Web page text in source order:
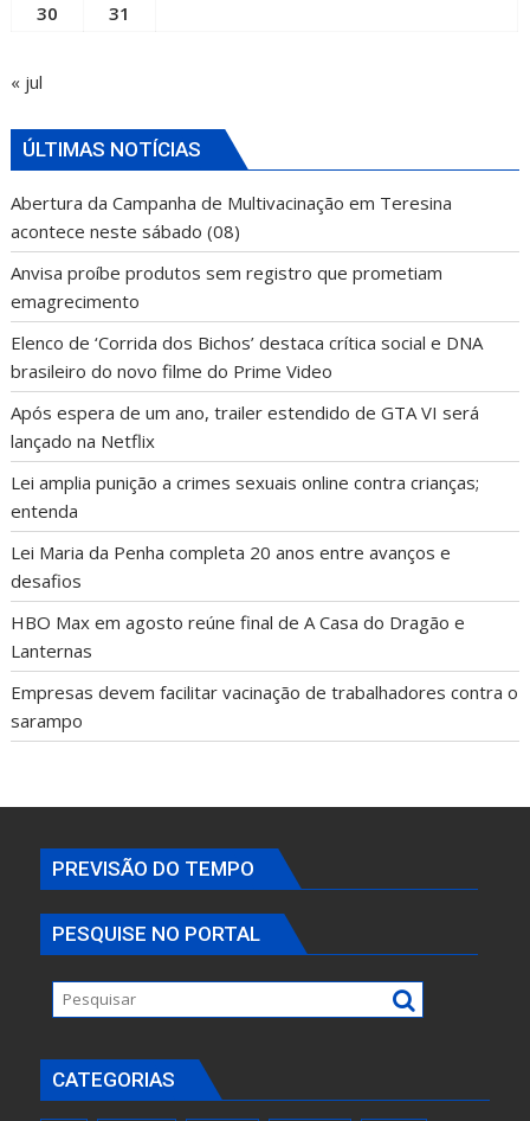
30
31
« jul
ÚLTIMAS NOTÍCIAS
Abertura da Campanha de Multivacinação em Teresina
acontece neste sábado (08)
Anvisa proíbe produtos sem registro que prometiam
emagrecimento
Elenco de ‘Corrida dos Bichos’ destaca crítica social e DNA
brasileiro do novo filme do Prime Video
Após espera de um ano, trailer estendido de GTA VI será
lançado na Netflix
Lei amplia punição a crimes sexuais online contra crianças;
entenda
Lei Maria da Penha completa 20 anos entre avanços e
desafios
HBO Max em agosto reúne final de A Casa do Dragão e
Lanternas
Empresas devem facilitar vacinação de trabalhadores contra o
sarampo
PREVISÃO DO TEMPO
PESQUISE NO PORTAL
CATEGORIAS